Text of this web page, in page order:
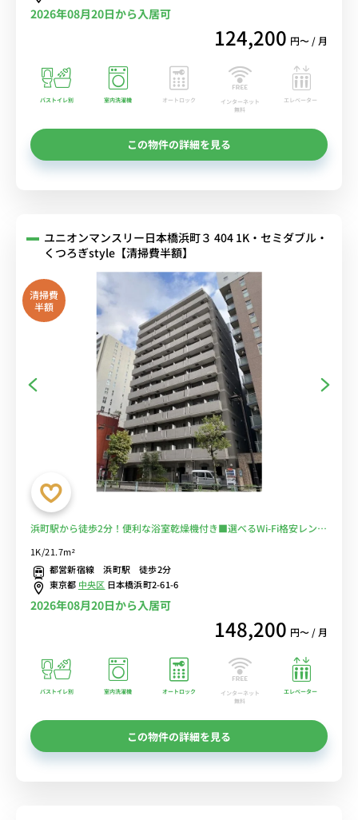
2026年08月20日から入居可
124,200 円〜 / 月
バストイレ別 室内洗濯機 オートロック
インターネット
無料
エレベーター
この物件の詳細を見る
ユニオンマンスリー日本橋浜町３ 404 1K・セミダブル・
くつろぎstyle【清掃費半額】
清掃費
半額
浜町駅から徒歩2分！便利な浴室乾燥機付き■選べるWi-Fi格安レンタ
1K/21.7m²
都営新宿線 浜町駅 徒歩2分
東京都 中央区 日本橋浜町2-61-6
2026年08月20日から入居可
148,200 円〜 / 月
バストイレ別 室内洗濯機 オートロック
インターネット
無料
エレベーター
この物件の詳細を見る